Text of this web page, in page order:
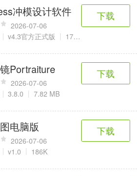
学习办公
3万+款应用
生活服务
2万+款应用
母婴育儿
2百+款应用
趣味娱乐
3千+款应用
冲模设计软件
2026-07-06
v4.3官方正式版
下载
Portraiture
2026-07-06
3.8.0 7.82 MB
下载
电脑版
2026-07-06
v1.0 186K
下载